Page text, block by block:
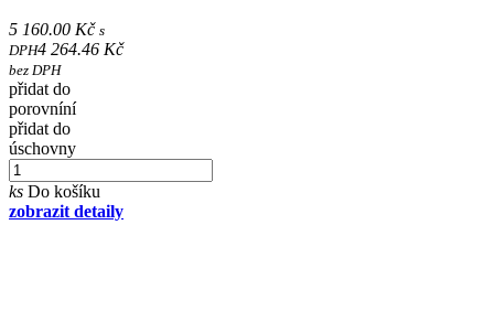
5 160.00 Kč s
DPH4 264.46 Kč
bez DPH
přidat do
porovníní
přidat do
úschovny
ks Do košíku
zobrazit detaily